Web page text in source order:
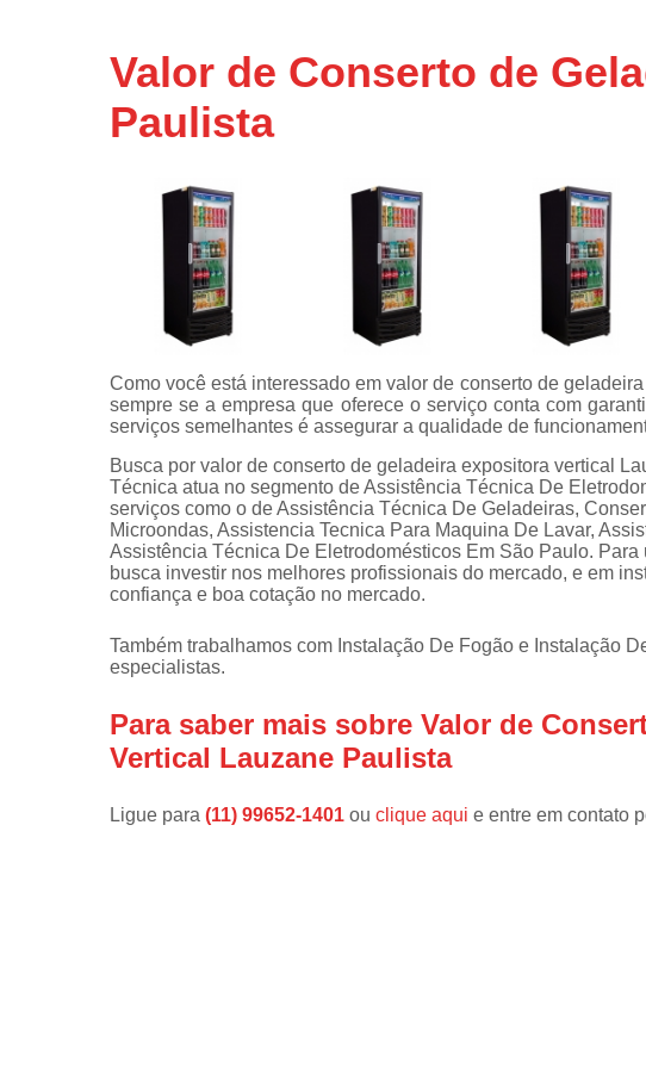
fogão
Conserto de
máquinas de
Consertos de
expositoras
Instalação de
Instalação de
máquinas de
lavar roupa
Instalações de
de fogão
em freezer
Valor de Conserto de
Paulista
Como você está interessado em valor de conserto de
sempre se a empresa que oferece o serviço conta com
serviços semelhantes é assegurar a qualidade de
Busca por valor de conserto de geladeira expositora vertical
Técnica atua no segmento de Assistência Técnica De
serviços como o de Assistência Técnica De Geladeiras,
Microondas, Assistencia Tecnica Para Maquina De Lavar,
Assistência Técnica De Eletrodomésticos Em São Paulo.
busca investir nos melhores profissionais do mercado, e em
confiança e boa cotação no mercado.
Também trabalhamos com Instalação De Fogão e Instalação
especialistas.
Para saber mais sobre Valor de
Vertical Lauzane Paulista
Ligue para (11) 99652-1401 ou clique aqui e entre em contato